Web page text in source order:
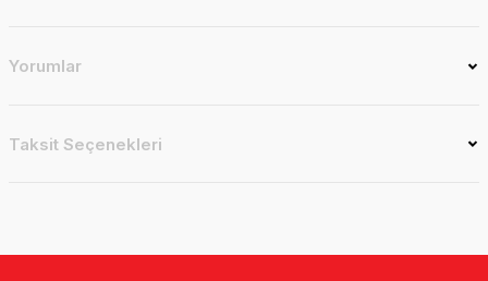
Yorumlar
Taksit Seçenekleri